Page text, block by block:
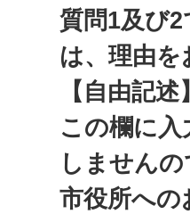
質問1及び
は、理由
【自由記述】
この欄に
しません
市役所への